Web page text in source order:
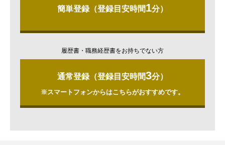
簡単登録（登録目安時間1分）
履歴書・職務経歴書をお持ちでない方
通常登録（登録目安時間3分）
※スマートフォンからはこちらがおすすめです。